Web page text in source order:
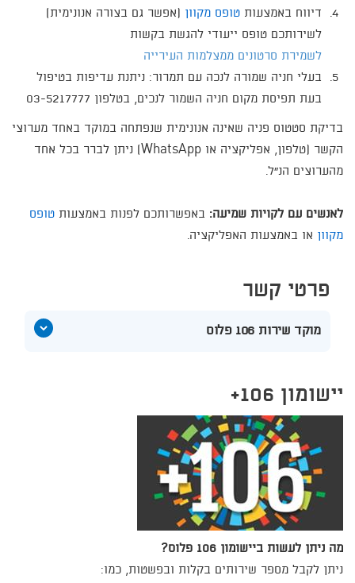
דיווח באמצעות טופס מקוון (אפשר גם בצורה אנונימית​)
לשירותכם טופס ייעודי להגשת בקשות
לשמירת ס​רטונים ממצלמות העירייה
​בעלי חניה שמורה לנכה עם תמרור: ניתנת עדיפות בטיפול
בעת תפיסת מקום חניה השמור לנכים, בטלפון 03-5217777
​בדיקת סטטוס פניה שאינה אנונימית שנפתחה במוקד באחד מערוצי
הקשר (טלפון, אפליקציה או WhatsApp) ניתן לברר בכל אחד
מהערוצים הנ"ל.
לאנשים עם לקויות שמיעה: באפשרותכם לפנות באמצעות טופס
מקוון או באמצעות האפליקציה.​
פרטי קשר
הצג
תוכן
מוקד שירות 106 פלוס
יישומון 106+
מה ניתן לעשות ביישומון ​106 פלוס?
ניתן לקבל מספר שירותים בקלות ובפשטות, כמו: